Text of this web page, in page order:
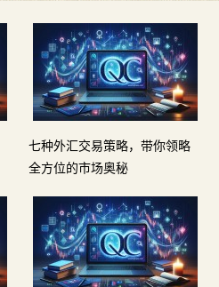
七种外汇交易策略，带你领略
全方位的市场奥秘